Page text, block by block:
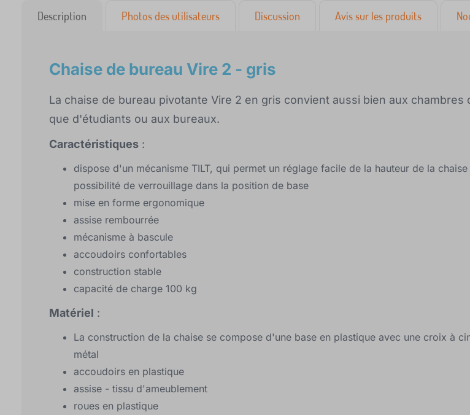
Description Photos des utilisateurs Discussion Avis sur les produits
Chaise de bureau Vire 2 - gris
La chaise de bureau pivotante Vire 2 en gris convient aussi bien aux chambres
que d'étudiants ou aux bureaux.
Caractéristiques :
dispose d'un mécanisme TILT, qui permet un réglage facile de la hauteur de la
possibilité de verrouillage dans la position de base
mise en forme ergonomique
assise rembourrée
mécanisme à bascule
accoudoirs confortables
construction stable
capacité de charge 100 kg
Matériel :
La construction de la chaise se compose d'une base en plastique avec une croix à
métal
accoudoirs en plastique
assise - tissu d'ameublement
roues en plastique